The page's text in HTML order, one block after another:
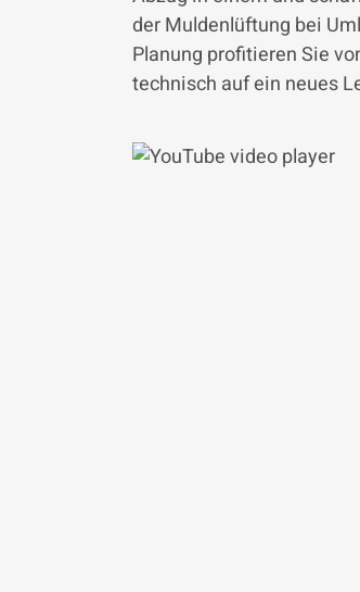
der Muldenlüftung bei
Planung profitieren Sie
technisch auf ein neues